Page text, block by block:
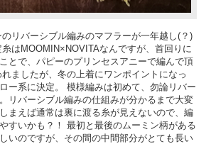
リバーシブル編みのマフラーが一年越し(？)
はMOOMIN×NOVITAなんですが、首回りに
とで、パピーのプリンセスアニーで編んで頂
ましたが、冬の上着にワンポイントになっ
ー系に決定。 模様編みは初めて、勿論リバー
リバーシブル編みの仕組みが分かるまで大変
まえば通常は裏に渡る糸が見えないので、編
すいかも？！ 最初と最後のムーミン柄がある
いのですが、その間の中間部分がとても長い